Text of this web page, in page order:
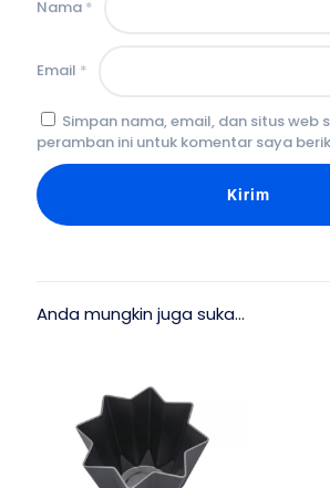
Nama *
Email *
Simpan nama, email, dan situs web
peramban ini untuk komentar saya
Anda mungkin juga suka…